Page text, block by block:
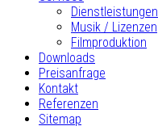
Dienstleistungen
Musik / Lizenzen
Filmproduktion
Downloads
Preisanfrage
Kontakt
Referenzen
Sitemap